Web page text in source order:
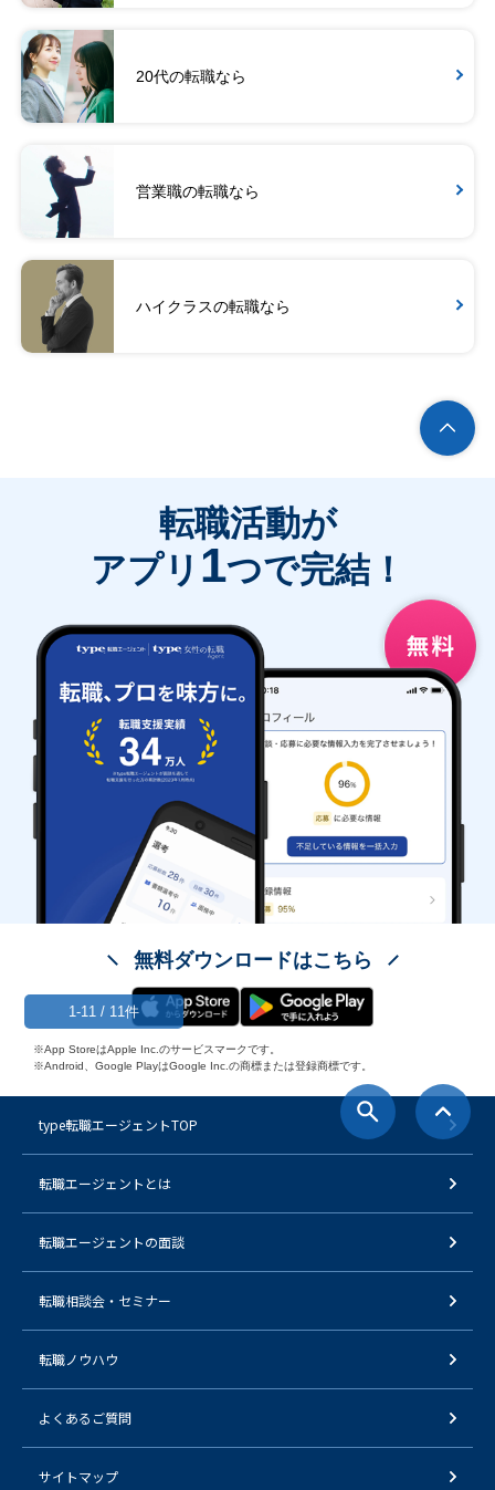
20代の転職なら
営業職の転職なら
ハイクラスの転職なら
1-11 / 11件
転職活動が
アプリ 1つで完結！
無料ダウンロードはこちら
※App StoreはApple Inc.のサービスマークです。
※Android、Google PlayはGoogle Inc.の商標または登録商標です。
type転職エージェントTOP
転職エージェントとは
転職エージェントの面談
転職相談会・セミナー
転職ノウハウ
よくあるご質問
サイトマップ